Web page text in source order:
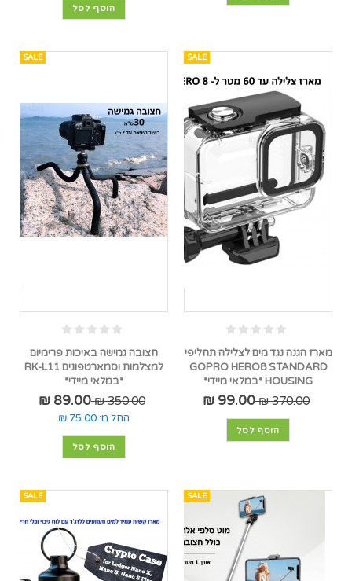
הוסף לסל
SALE
מארז הגנה נגד מים לצלילה תחליפי
GOPRO HERO8 STANDARD
HOUSING *במלאי מיידי*
370.00 ₪
99.00 ₪
הוסף לסל
SALE
חצובה גמישה באיכות פרימיום
למצלמות וסמארטפונים RK-L11
*במלאי מיידי*
350.00 ₪
89.00 ₪
החל מ: 75.00 ₪
הוסף לסל
SALE
SALE